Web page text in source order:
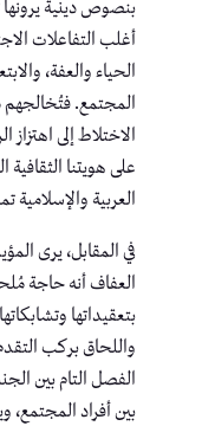
بنصوص دينية يرونها
أغلب التفاعلات
الحياء والعفة،
المجتمع.
الاختلاط إلى اهتزاز
على هويتنا الثقافية
العربية والإسلامية
في المقابل، يرى
العفاف أنه حاجة
بتعقيداتها
واللحاق بركب
الفصل التام بين
بين أفراد المجتمع،